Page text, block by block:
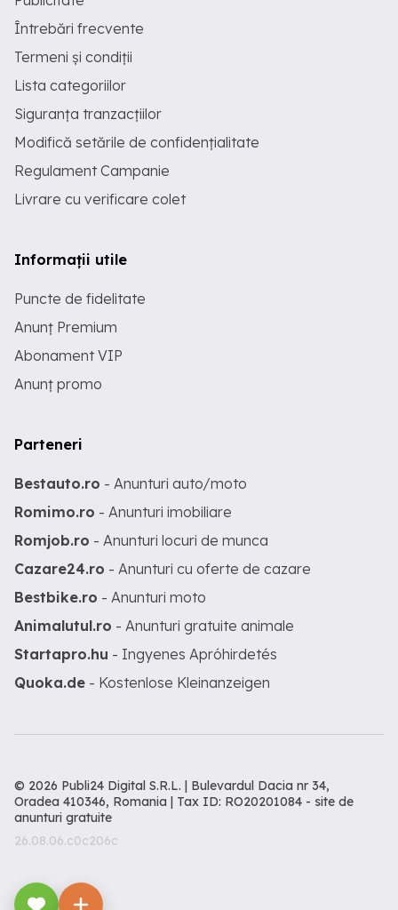
Întrebări frecvente
Termeni și condiții
Lista categoriilor
Siguranța tranzacțiilor
Modifică setările de confidențialitate
Regulament Campanie
Livrare cu verificare colet
Informații utile
Puncte de fidelitate
Anunț Premium
Abonament VIP
Anunț promo
Parteneri
Bestauto.ro - Anunturi auto/moto
Romimo.ro - Anunturi imobiliare
Romjob.ro - Anunturi locuri de munca
Cazare24.ro - Anunturi cu oferte de cazare
Bestbike.ro - Anunturi moto
Animalutul.ro - Anunturi gratuite animale
Startapro.hu - Ingyenes Apróhirdetés
Quoka.de - Kostenlose Kleinanzeigen
© 2026 Publi24 Digital S.R.L. | Bulevardul Dacia nr 34,
Oradea 410346, Romania | Tax ID: RO20201084 - site de
anunturi gratuite
26.08.06.c0c206c